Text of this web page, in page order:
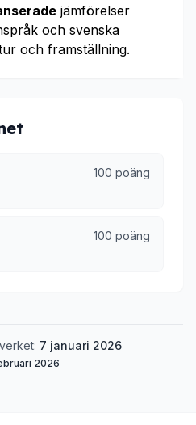
jämförelser
och svenska
och framställning.
100 poäng
100 poäng
7 januari 2026
2026